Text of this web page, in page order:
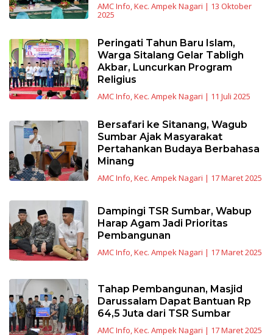
AMC Info,Kec. Ampek Nagari | 13 Oktober
2025
Peringati Tahun Baru Islam,
Warga Sitalang Gelar Tabligh
Akbar, Luncurkan Program
Religius
AMC Info,Kec. Ampek Nagari | 11 Juli 2025
Bersafari ke Sitanang, Wagub
Sumbar Ajak Masyarakat
Pertahankan Budaya Berbahasa
Minang
AMC Info,Kec. Ampek Nagari | 17 Maret 2025
Dampingi TSR Sumbar, Wabup
Harap Agam Jadi Prioritas
Pembangunan
AMC Info,Kec. Ampek Nagari | 17 Maret 2025
Tahap Pembangunan, Masjid
Darussalam Dapat Bantuan Rp
64,5 Juta dari TSR Sumbar
AMC Info,Kec. Ampek Nagari | 17 Maret 2025